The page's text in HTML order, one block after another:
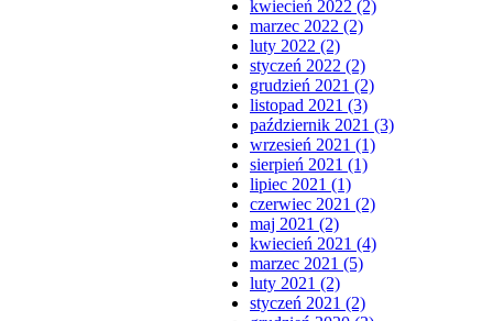
kwiecień 2022 (2)
marzec 2022 (2)
luty 2022 (2)
styczeń 2022 (2)
grudzień 2021 (2)
listopad 2021 (3)
październik 2021 (3)
wrzesień 2021 (1)
sierpień 2021 (1)
lipiec 2021 (1)
czerwiec 2021 (2)
maj 2021 (2)
kwiecień 2021 (4)
marzec 2021 (5)
luty 2021 (2)
styczeń 2021 (2)